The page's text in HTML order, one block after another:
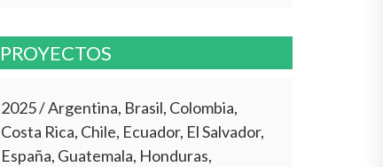
PROYECTOS
2025/Argentina, Brasil, Colombia,
Costa Rica, Chile, Ecuador, El Salvador,
España, Guatemala, Honduras,